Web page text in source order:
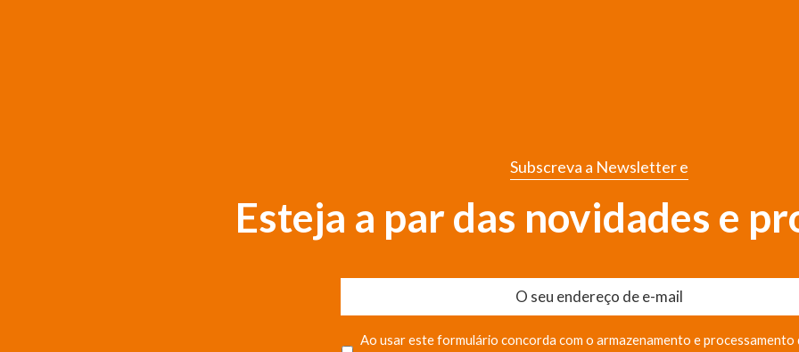
Subscreva a Newsletter e
Esteja a par das novidades e
Ao usar este formulário concorda com o armazenamento e processamento